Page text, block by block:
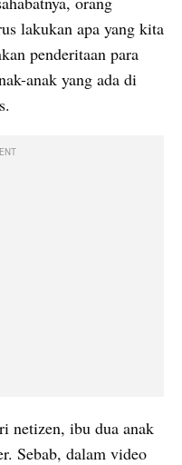
lakukan apa yang kita
penderitaan para
anak yang ada di
netizen, ibu dua anak
Sebab, dalam video